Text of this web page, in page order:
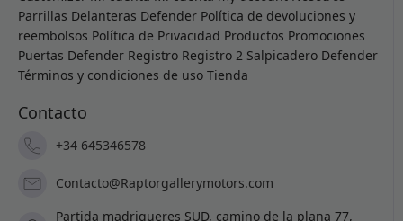
Parrillas Delanteras Defender Política de devoluciones y
reembolsos Política de Privacidad Productos Promociones
Puertas Defender Registro Registro 2 Salpicadero Defender
Términos y condiciones de uso Tienda
Contacto
+34 645346578
Contacto@Raptorgallerymotors.com
Partida madrigueres SUD, camino de la plana 77,